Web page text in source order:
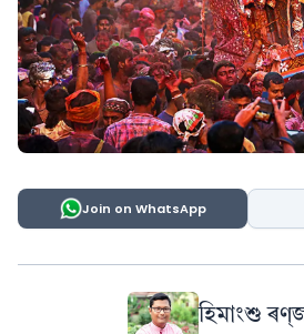
Join on WhatsApp
হিমাংশু